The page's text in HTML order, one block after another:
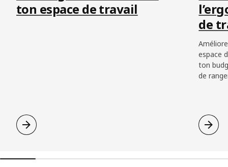
ton espace de travail
de
espace
ton
de